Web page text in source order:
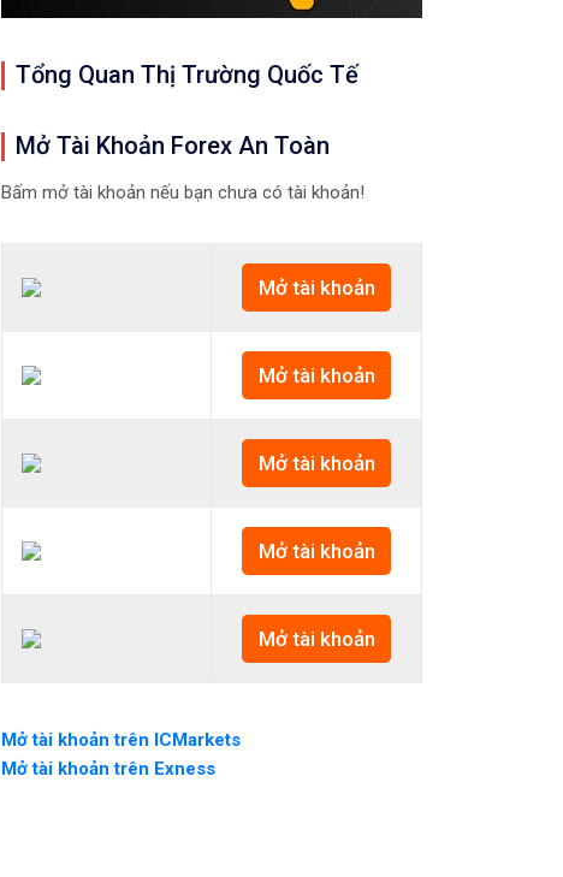
Tổng Quan Thị Trường Quốc Tế
Mở Tài Khoản Forex An Toàn
Bấm mở tài khoản nếu bạn chưa có tài khoản!
Mở tài khoản
Mở tài khoản
Mở tài khoản
Mở tài khoản
Mở tài khoản
Mở tài khoản trên ICMarkets
Mở tài khoản trên Exness